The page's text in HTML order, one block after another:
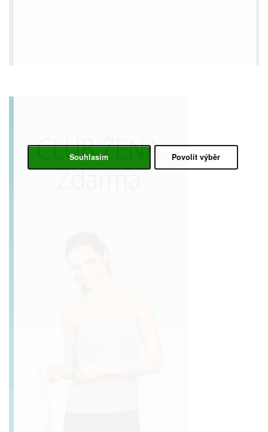
Souhlasím Povolit výběr